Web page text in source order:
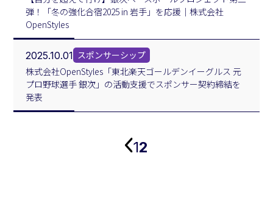
弾！「冬の強化合宿2025 in 岩手」を応援｜株式会社
OpenStyles
2025.10.01 スポンサーシップ
株式会社OpenStyles「東北楽天ゴールデンイーグルス 元
プロ野球選手 銀次」の活動支援でスポンサー契約締結を
発表
12